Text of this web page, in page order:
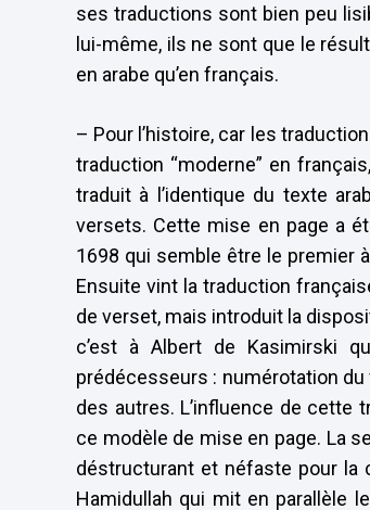
ses traductions sont bien peu
lui-même, ils ne sont que le
en arabe qu’en français.
– Pour l’histoire, car les
traduction “moderne” en
traduit à l’identique du texte
versets. Cette mise en page a
1698 qui semble être le premier
Ensuite vint la traduction
de verset, mais introduit la
c’est à Albert de Kasimirski
prédécesseurs : numérotation
des autres. L’influence de
ce modèle de mise en page. La
déstructurant et néfaste pour la
Hamidullah qui mit en parallèle